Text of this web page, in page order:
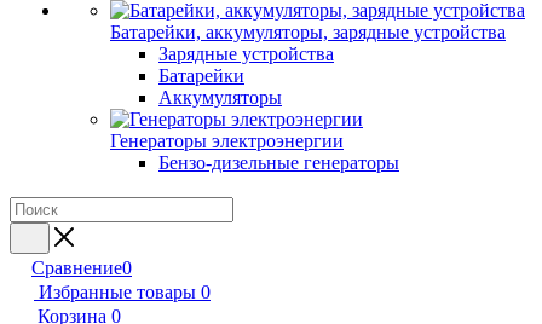
Батарейки, аккумуляторы, зарядные устройства
Зарядные устройства
Батарейки
Аккумуляторы
Генераторы электроэнергии
Бензо-дизельные генераторы
Сравнение0
Избранные товары 0
Корзина 0